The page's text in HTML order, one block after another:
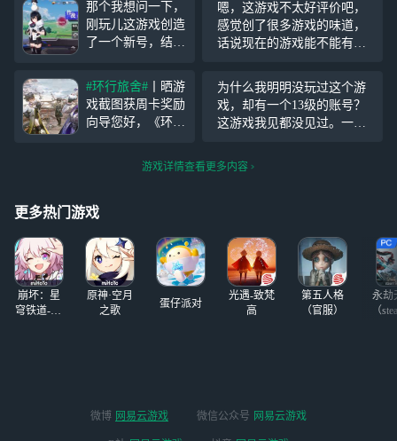
那个我想问一下，
刚玩儿这游戏创造
了一个新号，结果
什么玩意儿 七级
有队伍 有很多角
色 还有三个好友 3
0个成就，这好像
我退出了好几次，
了一遍，
嗯，这游戏不太好评价吧，
感觉创了很多游戏的味道，
话说现在的游戏能不能有点
以，但一定有比他更好玩的
选择
#环行旅舍# 丨晒游
戏截图获周卡奖励
向导您好，《环行
开启。车车为大家
争取了开服限定福
参加吧！ 在本条
【游戏内的游玩截
图】即视为参与成
功！ 注：搜索
为什么我明明没玩过这个游
戏，却有一个13级的账号？
这游戏我见都没见过。一登
我记忆里根本没玩过。
游戏详情查看更多内容
更多热门游戏
崩坏：星
穹铁道-4.4
原神·空月
之歌
蛋仔派对
光遇-致梵
高
第五人格
（官服）
永劫
（
微博 网易云游戏 微信公众号 网易云游戏